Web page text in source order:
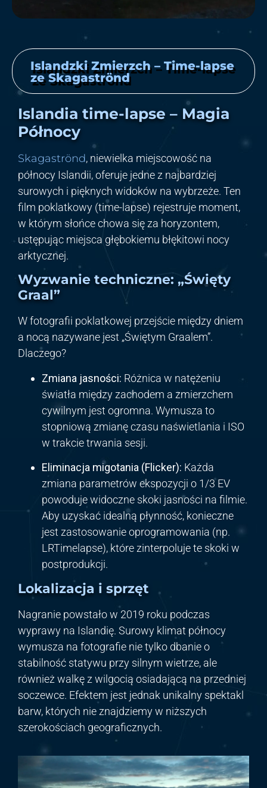
Islandzki Zmierzch – Time-lapse
ze Skagaströnd
Islandia time-lapse – Magia
Północy
Skagaströnd, niewielka miejscowość na
północy Islandii, oferuje jedne z najbardziej
surowych i pięknych widoków na wybrzeże. Ten
film poklatkowy (time-lapse) rejestruje moment,
w którym słońce chowa się za horyzontem,
ustępując miejsca głębokiemu błękitowi nocy
arktycznej.
Wyzwanie techniczne: „Święty
Graal”
W fotografii poklatkowej przejście między dniem
a nocą nazywane jest „Świętym Graalem”.
Dlaczego?
Zmiana jasności: Różnica w natężeniu
światła między zachodem a zmierzchem
cywilnym jest ogromna. Wymusza to
stopniową zmianę czasu naświetlania i ISO
w trakcie trwania sesji.
Eliminacja migotania (Flicker): Każda
zmiana parametrów ekspozycji o 1/3EV
powoduje widoczne skoki jasności na filmie.
Aby uzyskać idealną płynność, konieczne
jest zastosowanie oprogramowania (np.
LRTimelapse), które zinterpoluje te skoki w
postprodukcji.
Lokalizacja i sprzęt
Nagranie powstało w 2019 roku podczas
wyprawy na Islandię. Surowy klimat północy
wymusza na fotografie nie tylko dbanie o
stabilność statywu przy silnym wietrze, ale
również walkę z wilgocią osiadającą na przedniej
soczewce. Efektem jest jednak unikalny spektakl
barw, których nie znajdziemy w niższych
szerokościach geograficznych.